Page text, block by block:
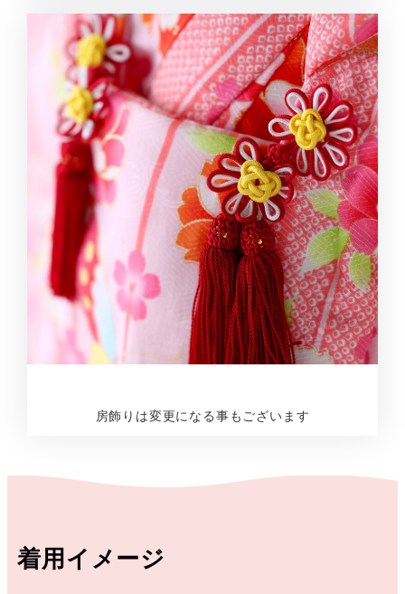
房飾りは変更になる事もございます
着用イメージ